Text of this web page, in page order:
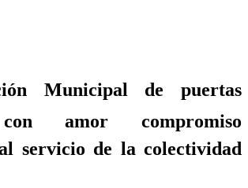
Municipal de puertas
amor compromiso
servicio de la colectividad